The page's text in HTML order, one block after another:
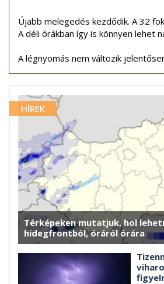
Újabb melegedés kezdődik. A 32
A déli órákban így is könnyen lehet
A légnyomás nem változik
HÍREK
Térképeken mutatjuk, hol
hidegfrontból, óráról órára